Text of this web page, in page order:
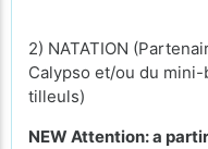
2) NATATION
Calypso et/ou du
tilleuls)
NEW Attention: a